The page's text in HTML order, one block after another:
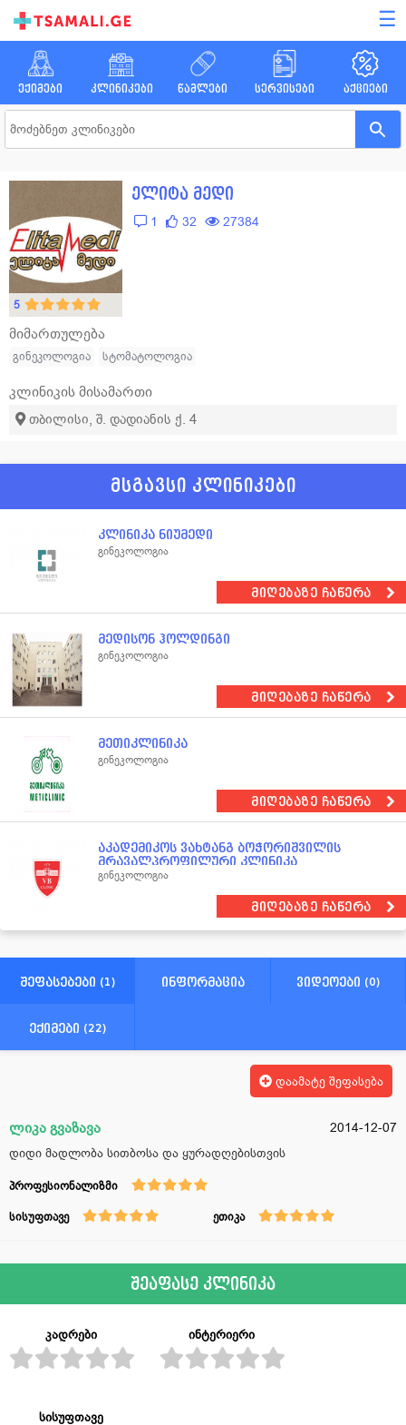
☰
ექიმები კლინიკები წამლები სერვისები აქციები
5
ელიტა მედი
1 32 27384
მიმართულება
გინეკოლოგია სტომატოლოგია
კლინიკის მისამართი
თბილისი, შ. დადიანის ქ. 4
მსგავსი კლინიკები
კლინიკა ნიუმედი
გინეკოლოგია
მიღებაზე ჩაწერა
მედისონ ჰოლდინგი
გინეკოლოგია
მიღებაზე ჩაწერა
მეთიკლინიკა
გინეკოლოგია
მიღებაზე ჩაწერა
აკადემიკოს ვახტანგ ბოჭორიშვილის
მრავალპროფილური კლინიკა
გინეკოლოგია
მიღებაზე ჩაწერა
შეფასებები (1) ინფორმაცია ვიდეოები (0)
ექიმები (22)
დაამატე შეფასება
ლიკა გვაზავა
2014-12-07
დიდი მადლობა სითბოსა და ყურადღებისთვის
პროფესიონალიზმი
სისუფთავე ეთიკა
შეაფასე კლინიკა
კადრები ინტერიერი
სისუფთავე